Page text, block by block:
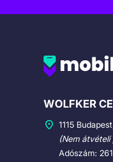
Cégadatok
WOLFKER
1115
(Nem átvételi
Adószám: